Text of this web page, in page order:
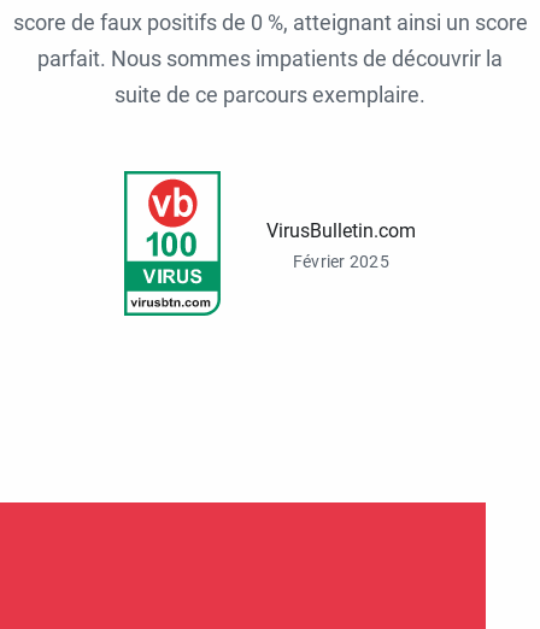
score de faux positifs de 0 %, atteignant ainsi un score
parfait. Nous sommes impatients de découvrir la
suite de ce parcours exemplaire.
VirusBulletin.com
Février 2025